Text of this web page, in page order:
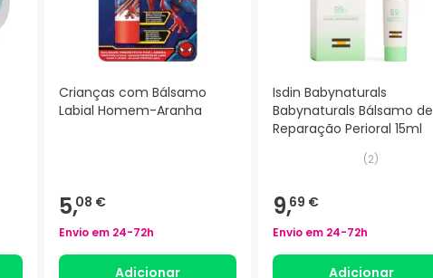
Crianças com Bálsamo
Labial Homem-Aranha
5,08 €
Envio em 24-72h
Adicionar
Isdin Babynaturals
Babynaturals Bálsamo de
Reparação Perioral 15ml
(2)
9,69 €
Envio em 24-72h
Adicionar